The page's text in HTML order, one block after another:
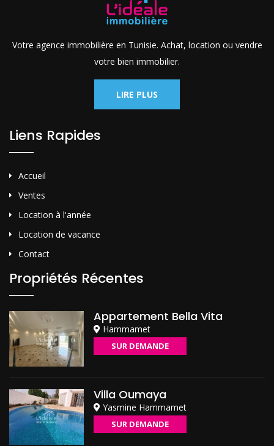
Votre agence immobilière en Tunisie. Achat, location ou vendre
votre bien immobilier.
LIRE PLUS
Liens Rapides
Accueil
Ventes
Location à l'année
Location de vacance
Contact
Propriétés Récentes
Appartement Bella Vita
Hammamet
SUR DEMANDE
Villa Oumaya
Yasmine Hammamet
SUR DEMANDE